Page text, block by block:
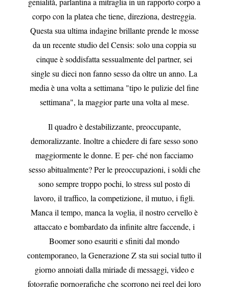
corpo con la platea che tiene, direziona, destreggia.
Questa sua ultima indagine brillante prende le mosse
da un recente studio del Censis: solo una coppia su
cinque è soddisfatta sessualmente del partner, sei
single su dieci non fanno sesso da oltre un anno. La
media è una volta a settimana "tipo le pulizie del fine
settimana", la maggior parte una volta al mese.
Il quadro è destabilizzante, preoccupante,
demoralizzante. Inoltre a chiedere di fare sesso sono
maggiormente le donne. E per- ché non facciamo
sesso abitualmente? Per le preoccupazioni, i soldi che
sono sempre troppo pochi, lo stress sul posto di
lavoro, il traffico, la competizione, il mutuo, i figli.
Manca il tempo, manca la voglia, il nostro cervello è
attaccato e bombardato da infinite altre faccende, i
Boomer sono esauriti e sfiniti dal mondo
contemporaneo, la Generazione Z sta sui social tutto il
giorno annoiati dalla miriade di messaggi, video e
fotografie pornografiche che scorrono nei reel dei loro